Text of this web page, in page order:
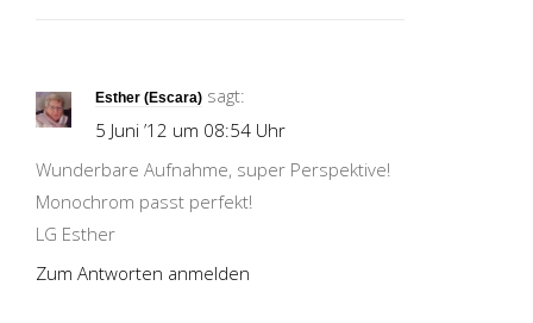
Esther (Escara) sagt:
5 Juni ’12 um 08:54 Uhr
Wunderbare Aufnahme, super Perspektive!
Monochrom passt perfekt!
LG Esther
Zum Antworten anmelden